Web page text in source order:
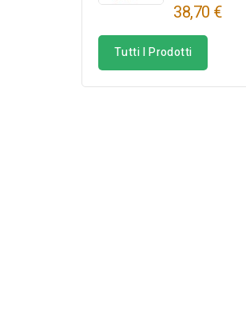
38,70 €
Tutti I Prodotti